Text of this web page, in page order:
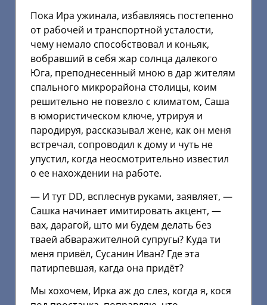
Пока Ира ужинала, избавляясь постепенно
от рабочей и транспортной усталости,
чему немало способствовал и коньяк,
вобравший в себя жар солнца далекого
Юга, преподнесенный мною в дар жителям
спального микрорайона столицы, коим
решительно не повезло с климатом, Саша
в юмористическом ключе, утрируя и
пародируя, рассказывал жене, как он меня
встречал, сопроводил к дому и чуть не
упустил, когда неосмотрительно известил
о ее нахождении на работе.
— И тут DD, всплеснув руками, заявляет, —
Сашка начинает имитировать акцент, —
вах, дарагой, што ми будем делать без
тваей абваражителной супругы? Куда ти
меня привёл, Сусанин Иван? Где эта
патирпевшая, кагда она придёт?
Мы хохочем, Ирка аж до слез, когда я, кося